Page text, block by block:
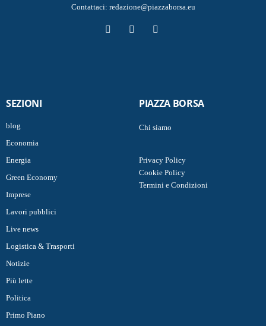
Contattaci: redazione@piazzaborsa.eu
SEZIONI
blog
Economia
Energia
Green Economy
Imprese
Lavori pubblici
Live news
Logistica & Trasporti
Notizie
Più lette
Politica
Primo Piano
PIAZZA BORSA
Chi siamo
Privacy Policy
Cookie Policy
Termini e Condizioni